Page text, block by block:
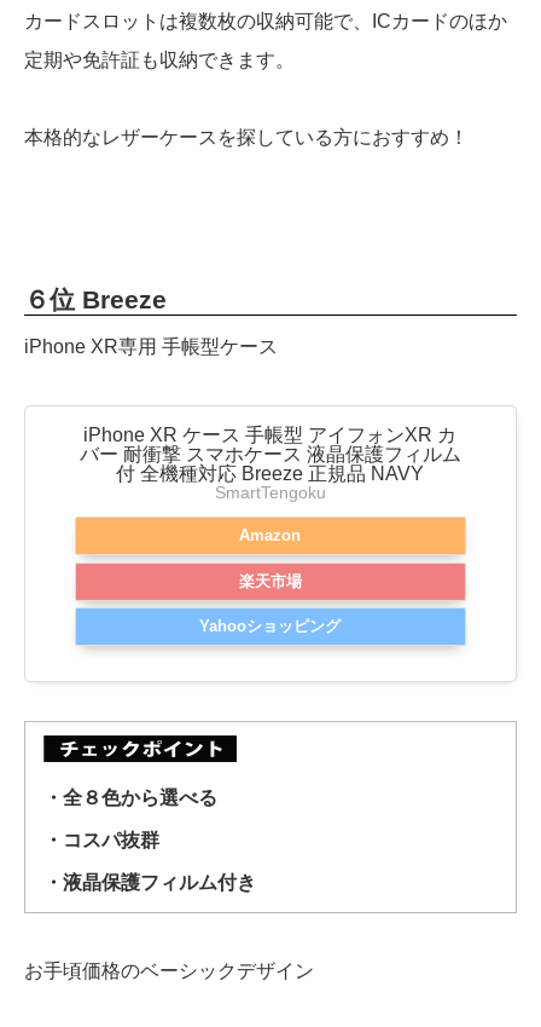
カードスロットは複数枚の収納可能で、ICカードのほか
定期や免許証も収納できます。
本格的なレザーケースを探している方におすすめ！
６位 Breeze
iPhone XR専用 手帳型ケース
iPhone XR ケース 手帳型 アイフォンXR カ
バー 耐衝撃 スマホケース 液晶保護フィルム
付 全機種対応 Breeze 正規品 NAVY
SmartTengoku
Amazon
楽天市場
Yahooショッピング
・全８色から選べる
・コスパ抜群
・液晶保護フィルム付き
お手頃価格のベーシックデザイン